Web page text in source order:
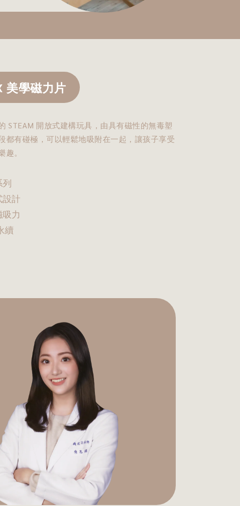
美學磁力片
STEAM 開放式建構玩具，由具有磁性的無毒塑
都有碰極，可以輕鬆地吸附在一起，讓孩子享受
趣。
列
設計
力
續